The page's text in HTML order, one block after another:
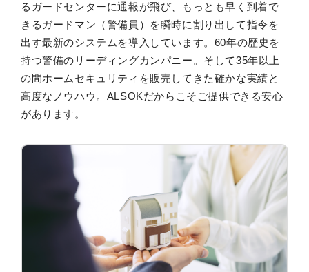
るガードセンターに通報が飛び、もっとも早く到着で
きるガードマン（警備員）を瞬時に割り出して指令を
出す最新のシステムを導入しています。60年の歴史を
持つ警備のリーディングカンパニー。そして35年以上
の間ホームセキュリティを販売してきた確かな実績と
高度なノウハウ。ALSOKだからこそご提供できる安心
があります。